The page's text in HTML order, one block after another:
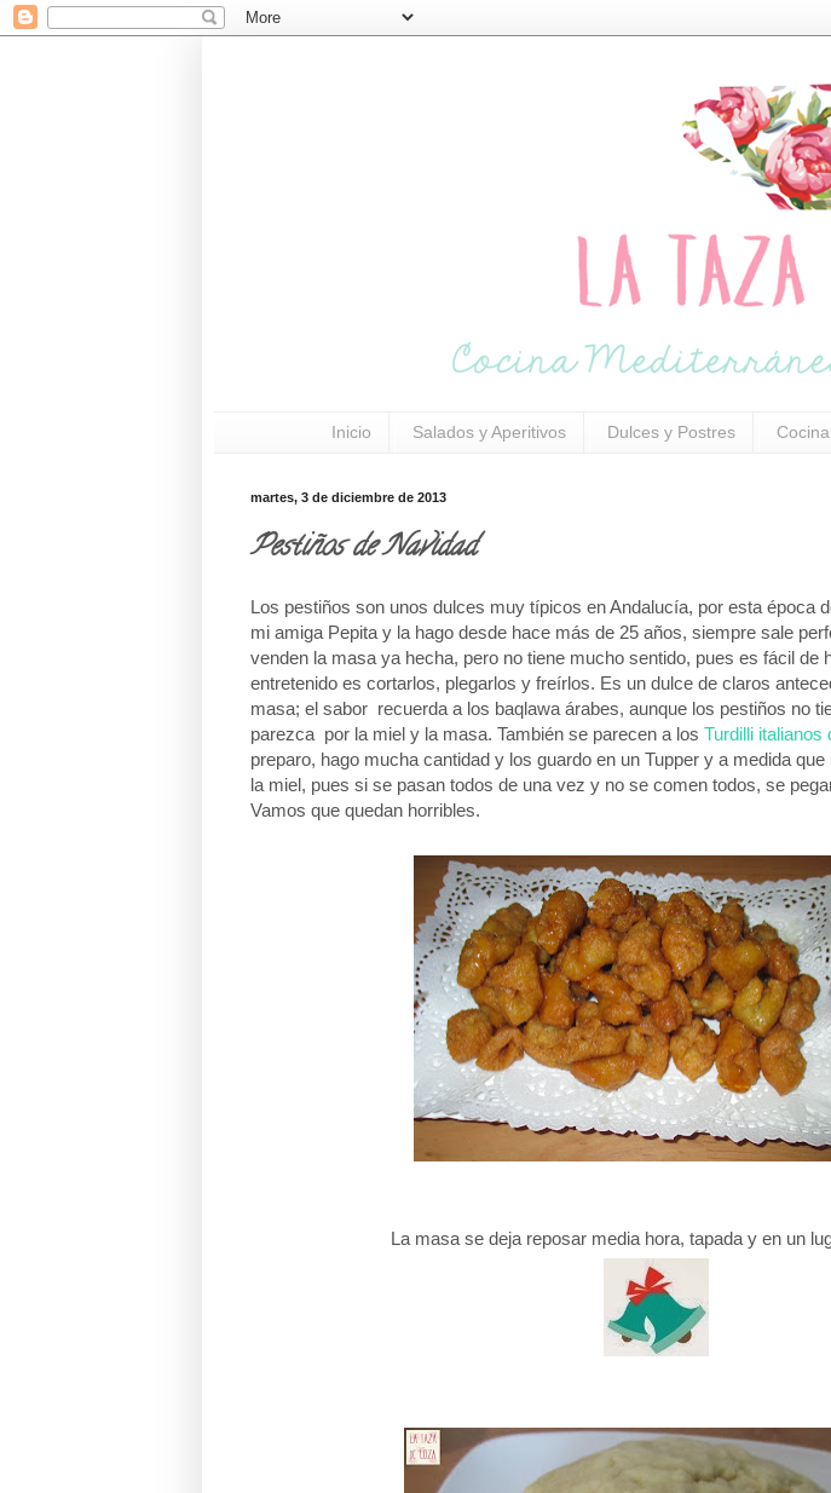
Inicio Salados y Aperitivos Dulces y Postres
martes, 3 de diciembre de 2013
Pestiños de Navidad
Los pestiños son unos dulces muy típicos en Andalucía, por esta época
mi amiga Pepita y la hago desde hace más de 25 años, siempre sale
venden la masa ya hecha, pero no tiene mucho sentido, pues es fácil de
entretenido es cortarlos, plegarlos y freírlos. Es un dulce de claros
masa; el sabor recuerda a los baqlawa árabes, aunque los pestiños no
parezca por la miel y la masa. También se parecen a los Turdilli italianos
preparo, hago mucha cantidad y los guardo en un Tupper y a medida
la miel, pues si se pasan todos de una vez y no se comen todos, se
Vamos que quedan horribles.
La masa se deja reposar media hora, tapada y en un